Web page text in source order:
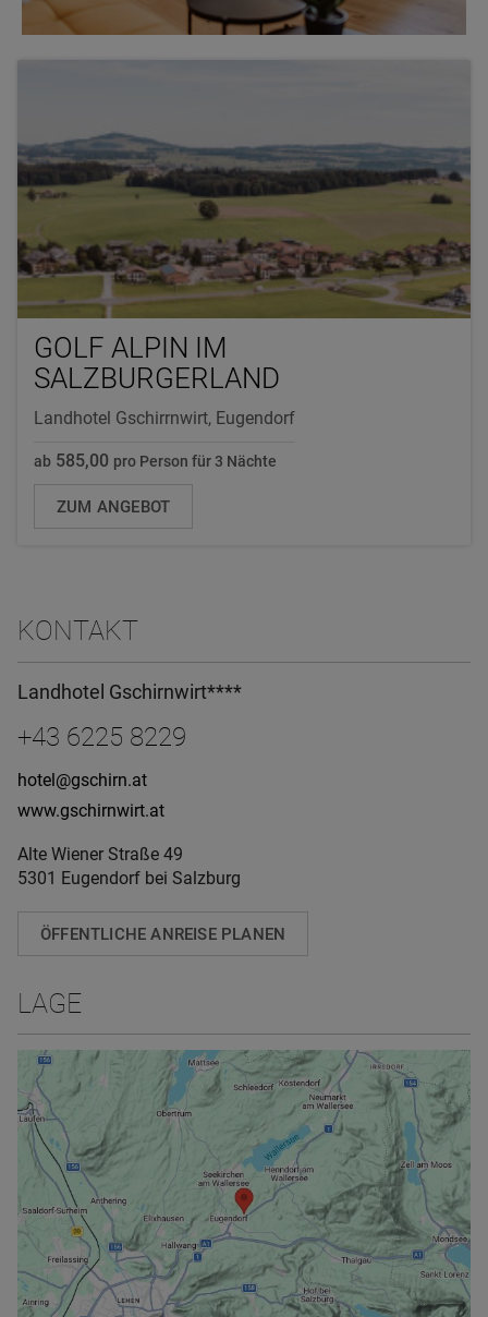
GOLF ALPIN IM
SALZBURGERLAND
Landhotel Gschirrnwirt, Eugendorf
ab 585,00 pro Person für 3 Nächte
ZUM ANGEBOT
KONTAKT
Landhotel Gschirnwirt****
+43 6225 8229
hotel@gschirn.at
www.gschirnwirt.at
Alte Wiener Straße 49
5301 Eugendorf bei Salzburg
ÖFFENTLICHE ANREISE PLANEN
LAGE